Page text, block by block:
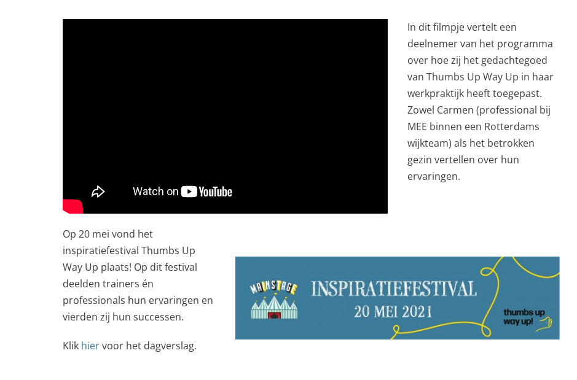
In dit filmpje vertelt een
deelnemer van het programma
over hoe zij het gedachtegoed
van Thumbs Up Way Up in haar
werkpraktijk heeft toegepast.
Zowel Carmen (professional bij
MEE binnen een Rotterdams
wijkteam) als het betrokken
gezin vertellen over hun
ervaringen.
Op 20 mei vond het
inspiratiefestival Thumbs Up
Way Up plaats! Op dit festival
deelden trainers én
professionals hun ervaringen en
vierden zij hun successen.
Klik hiervoor het dagverslag.